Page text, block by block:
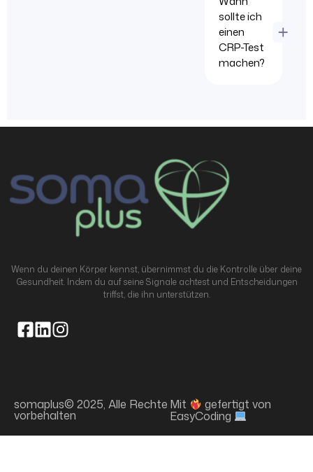
sollte ich
einen
CRP-Test
machen?
Wenn du deinen Körper kennst, übernimmst du die Kontrolle über deine
Gesundheit. Indem du auf seine Signale achtest und Entscheidungen
triffst, die ihn unterstützen.
somaplus© 2025, Alle Rechte
vorbehalten
Mit gefertigt von
EasyCoding